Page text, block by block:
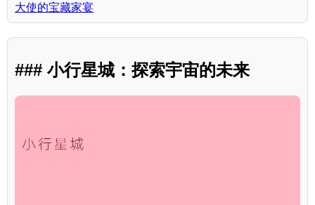
大使的宝藏家宴
### 小行星城：探索宇宙的未来